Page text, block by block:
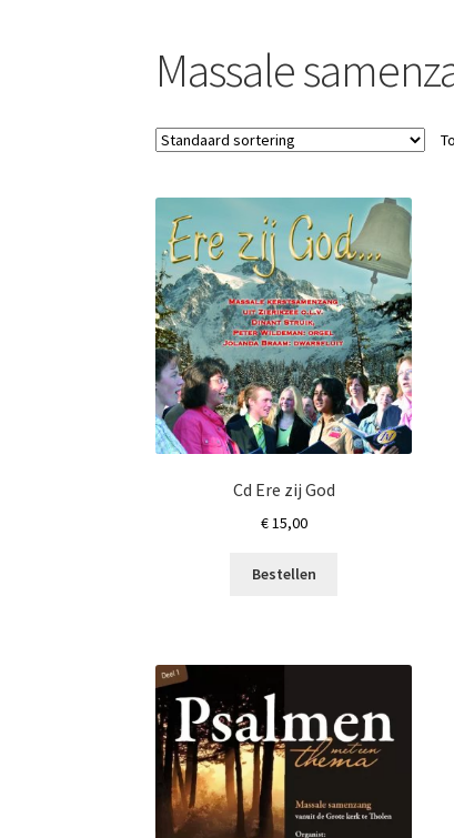
Massale
Cd Ere zij God
€15,00
Bestellen